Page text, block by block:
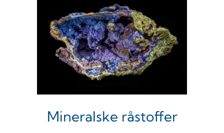
Mineralske råstoffer